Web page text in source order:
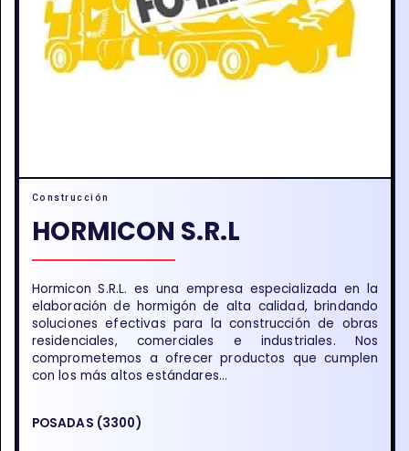
Construcción
HORMICON S.R.L
Hormicon S.R.L. es una empresa especializada en la
elaboración de hormigón de alta calidad, brindando
soluciones efectivas para la construcción de obras
residenciales, comerciales e industriales. Nos
comprometemos a ofrecer productos que cumplen
con los más altos estándares...
POSADAS (3300)